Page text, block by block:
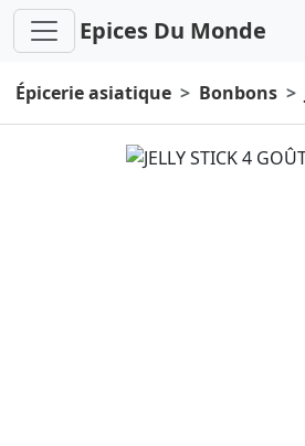
Epices Du Monde
Épicerie asiatique Bonbons